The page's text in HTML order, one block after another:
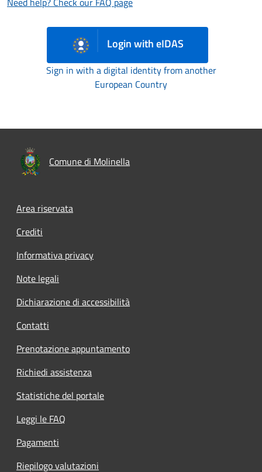
Login with eIDAS
Sign in with a digital identity from another
European Country
Comune di Molinella
Area riservata
Crediti
Informativa privacy
Note legali
Dichiarazione di accessibilità
Contatti
Prenotazione appuntamento
Richiedi assistenza
Statistiche del portale
Leggi le FAQ
Pagamenti
Riepilogo valutazioni